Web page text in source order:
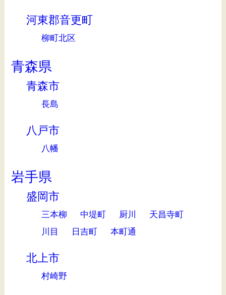
河東郡音更町
柳町北区
青森県
青森市
長島
八戸市
八幡
岩手県
盛岡市
三本柳 中堤町 厨川
天昌寺町
川目
日吉町 本町通
北上市
村崎野